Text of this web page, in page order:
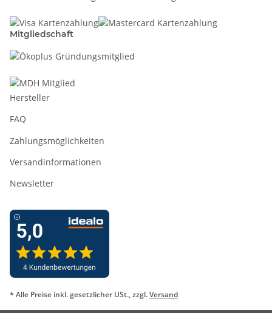
Mitgliedschaft
Hersteller
FAQ
Zahlungsmöglichkeiten
Versandinformationen
Newsletter
* Alle Preise inkl. gesetzlicher USt., zzgl.Versand